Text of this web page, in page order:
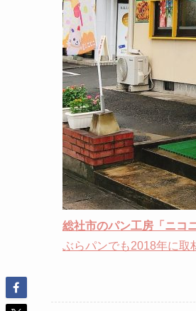
総社市のパン工房「ニコ
ぶらパンでも2018年に取